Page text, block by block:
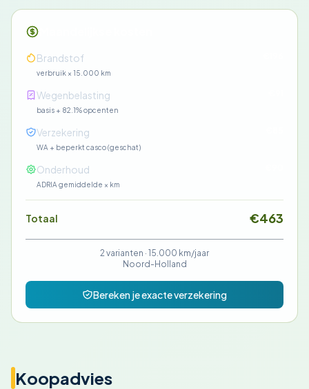
Brandstof
verbruik × 15.000 km
Wegenbelasting
basis + 82.1% opcenten
Verzekering
WA + beperkt casco (geschat)
Onderhoud
ADRIA gemiddelde × km
Totaal €463
2 varianten · 15.000 km/jaar
Noord-Holland
Bereken je exacte verzekering
Koopadvies